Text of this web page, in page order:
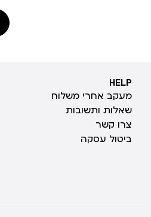
HELP
HELP
מעקב אחרי משלוח
שאלות ותשובות
צרו קשר
ביטול עסקה